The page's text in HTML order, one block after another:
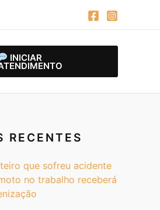
INICIAR
RECENTES
que sofreu acidente
no trabalho receberá